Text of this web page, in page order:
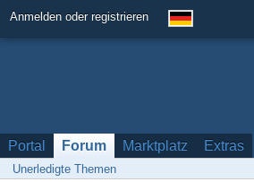
Anmelden oder registrieren
Portal Forum Marktplatz Extras
Unerledigte Themen